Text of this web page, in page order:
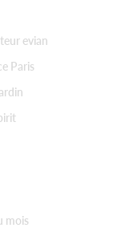
evian
Paris
mois